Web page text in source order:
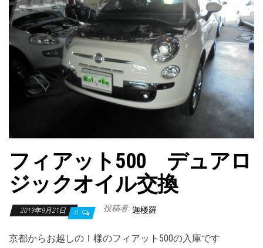
え
フィアット500 デュアロ
ジックオイル交換
2019年9月21日 0 投稿者: 迦楼羅
京都からお越しのＩ様のフィアット500の入庫です